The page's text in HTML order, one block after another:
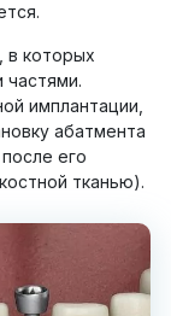
в которых
имплантации,
абатмента
его
тканью).